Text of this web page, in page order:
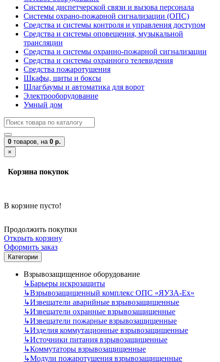
Системы диспетчерской связи и вызова персонала
Системы охрано-пожарной сигнализации (ОПС)
Средства и системы контроля и управления доступом
Средства и системы оповещения, музыкальной
трансляции
Средства и системы охранно-пожарной сигнализации
Средства и системы охранного телевидения
Средства пожаротушения
Шкафы, щиты и боксы
Шлагбаумы и автоматика для ворот
Электрооборудование
Умный дом
0 товаров, на 0 р.
×
Корзина покупок
В корзине пусто!
Продолжить покупки
Открыть корзину
Оформить заказ
Категории
Взрывозащищенное оборудование
↳Барьеры искрозащиты
↳Взрывозащищенный комплекс ОПС «ЯУЗА-Ех»
↳Извещатели аварийные взрывозащищенные
↳Извещатели охранные взрывозащищенные
↳Извещатели пожарные взрывозащищенные
↳Изделия коммутационные взрывозащищенные
↳Источники питания взрывозащищенные
↳Коммутаторы взрывозащищенные
↳Модули пожаротушения взрывозащищенные